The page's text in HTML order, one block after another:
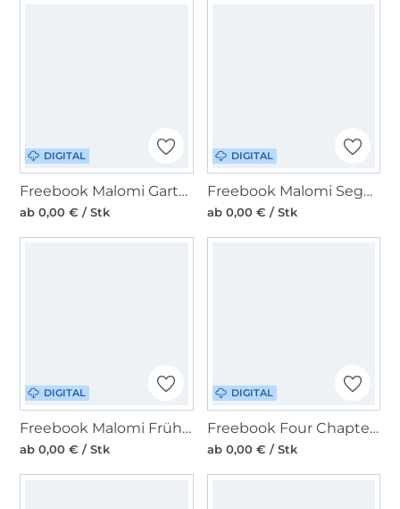
DIGITAL
Freebook Malomi Gartentasche
ab 0,00 € / Stk
DIGITAL
Freebook Malomi Segelboot RINO
ab 0,00 € / Stk
DIGITAL
Freebook Malomi Frühlingspulli Emma
ab 0,00 € / Stk
DIGITAL
Freebook Four Chapter Das Bären-Ding Add on für Weste
ab 0,00 € / Stk